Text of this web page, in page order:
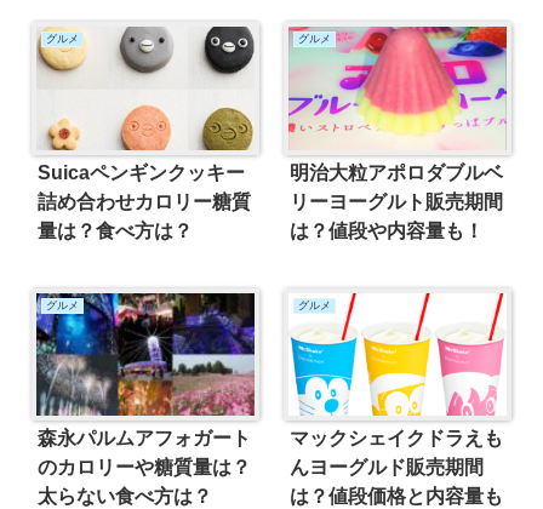
グルメ
Suicaペンギンクッキー
詰め合わせカロリー糖質
量は？食べ方は？
グルメ
明治大粒アポロダブルベ
リーヨーグルト販売期間
は？値段や内容量も！
グルメ
森永パルムアフォガート
のカロリーや糖質量は？
太らない食べ方は？
グルメ
マックシェイクドラえも
んヨーグルド販売期間
は？値段価格と内容量も